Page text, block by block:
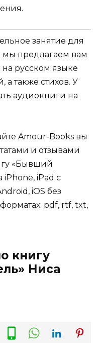
занятие для
мы предлагаем вам
русском языке
а также стихов. У
аудиокниги на
Amour-Books вы
и отзывами
«Бывший
iPhone, iPad с
iOS без
pdf, rtf, txt,
книгу
Ниса